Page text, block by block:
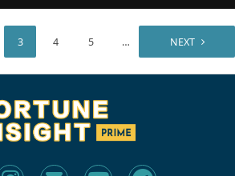
3 4 5 … NEXT